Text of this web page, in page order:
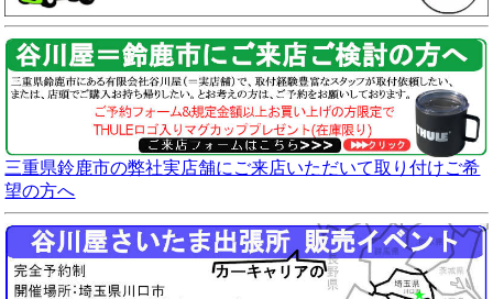
三重県鈴鹿市の弊社実店舗にご来店いただいて取り付けご希
望の方へ